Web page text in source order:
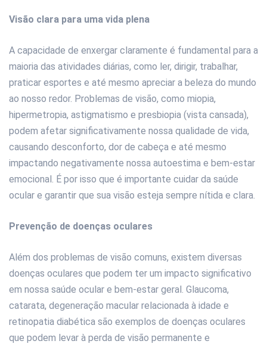
Visão clara para uma vida plena
A capacidade de enxergar claramente é fundamental para a
maioria das atividades diárias, como ler, dirigir, trabalhar,
praticar esportes e até mesmo apreciar a beleza do mundo
ao nosso redor. Problemas de visão, como miopia,
hipermetropia, astigmatismo e presbiopia (vista cansada),
podem afetar significativamente nossa qualidade de vida,
causando desconforto, dor de cabeça e até mesmo
impactando negativamente nossa autoestima e bem-estar
emocional. É por isso que é importante cuidar da saúde
ocular e garantir que sua visão esteja sempre nítida e clara.
Prevenção de doenças oculares
Além dos problemas de visão comuns, existem diversas
doenças oculares que podem ter um impacto significativo
em nossa saúde ocular e bem-estar geral. Glaucoma,
catarata, degeneração macular relacionada à idade e
retinopatia diabética são exemplos de doenças oculares
que podem levar à perda de visão permanente e